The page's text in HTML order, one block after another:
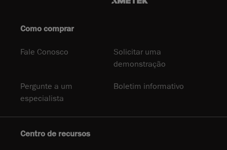
Como comprar
Fale Conosco
Solicitar uma
demonstração
Pergunte a um
especialista
Boletim informativo
Centro de recursos